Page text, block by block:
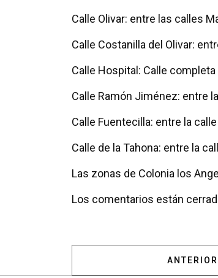
Calle Olivar: entre las calles
Calle Costanilla del Olivar:
Calle Hospital: Calle completa
Calle Ramón Jiménez: entre
Calle Fuentecilla: entre la
Calle de la Tahona: entre la
Las zonas de Colonia los
Los comentarios están
ANTERIOR